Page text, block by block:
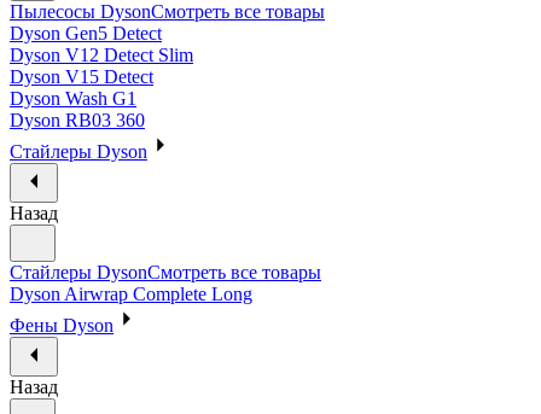
Пылесосы DysonСмотреть все товары
Dyson Gen5 Detect
Dyson V12 Detect Slim
Dyson V15 Detect
Dyson Wash G1
Dyson RB03 360
Стайлеры Dyson
Назад
Стайлеры DysonСмотреть все товары
Dyson Airwrap Complete Long
Фены Dyson
Назад